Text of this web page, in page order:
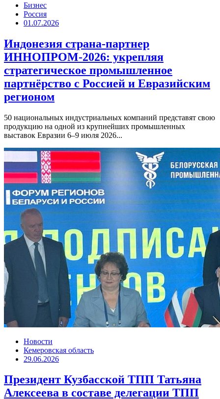
Бизнес
Россия
01.07.2026
Индонезия страна-партнер
ИННОПРОМ-2026: укрепляя
стратегическое промышленное
партнёрство с Россией и Евразийским
регионом
50 национальных индустриальных компаний представят свою
продукцию на одной из крупнейших промышленных
выставок Евразии 6–9 июля 2026...
Новости
Кемеровская область
29.06.2026
Президент Кузбасской ТПП Татьяна
Алексеева в составе делегации ТПП